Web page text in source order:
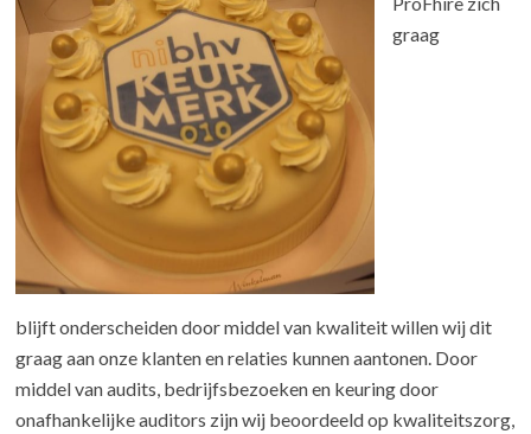
graag
blijft onderscheiden door middel van kwaliteit willen wij dit
graag aan onze klanten en relaties kunnen aantonen. Door
middel van audits, bedrijfsbezoeken en keuring door
onafhankelijke auditors zijn wij beoordeeld op kwaliteitszorg,